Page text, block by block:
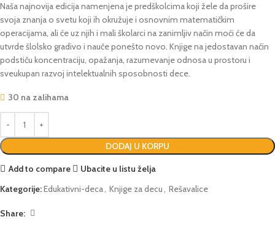
Naša najnovija edicija namenjena je predškolcima koji žele da prošire
svoja znanja o svetu koji ih okružuje i osnovnim matematičkim
operacijama, ali će uz njih i mali školarci na zanimljiv način moći će da
utvrde šlolsko gradivo i nauče ponešto novo. Knjige na jedostavan način
podstiču koncentraciju, opažanja, razumevanje odnosa u prostoru i
sveukupan razvoj intelektualnih sposobnosti dece.
30 na zalihama
DODAJ U KORPU
Add to compare
Ubacite u listu želja
Kategorije:Edukativni-deca, Knjige za decu, Rešavalice
Share: